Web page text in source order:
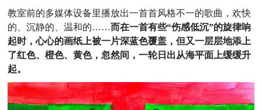
教室前的多媒体设备里播放出一首首风格不一的歌曲，欢快
的、沉静的、温和的……而在一首有些“伤感低沉”的旋律响
起时，心心的画纸上被一片深蓝色覆盖，但又一层层地添上
了红色、橙色、黄色，忽然间，一轮日出从海平面上缓缓升
起。